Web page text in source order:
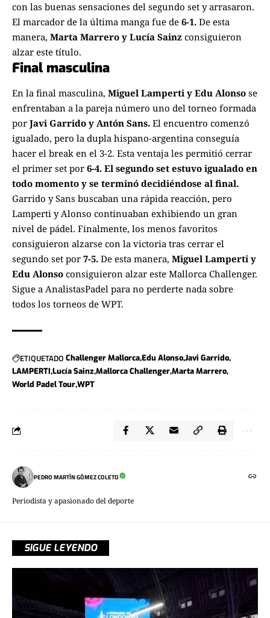
con las buenas sensaciones del segundo set y arrasaron.
El marcador de la última manga fue de 6-1. De esta
manera, Marta Marrero y Lucía Sainz consiguieron
alzar este título.
Final masculina
En la final masculina, Miguel Lamperti y Edu Alonso se
enfrentaban a la pareja número uno del torneo formada
por Javi Garrido y Antón Sans. El encuentro comenzó
igualado, pero la dupla hispano-argentina conseguía
hacer el break en el 3-2. Esta ventaja les permitió cerrar
el primer set por 6-4. El segundo set estuvo igualado en
todo momento y se terminó decidiéndose al final.
Garrido y Sans buscaban una rápida reacción, pero
Lamperti y Alonso continuaban exhibiendo un gran
nivel de pádel. Finalmente, los menos favoritos
consiguieron alzarse con la victoria tras cerrar el
segundo set por 7-5. De esta manera, Miguel Lamperti y
Edu Alonso consiguieron alzar este Mallorca Challenger.
Sigue a AnalistasPadel para no perderte nada sobre
todos los torneos de WPT.
ETIQUETADO Challenger MallorcaEdu AlonsoJavi Garrido
LAMPERTI Lucía SainzMallorca ChallengerMarta Marrero
World Padel TourWPT
PEDRO MARTÍN GÓMEZ COLETO
Periodista y apasionado del deporte
SIGUE LEYENDO